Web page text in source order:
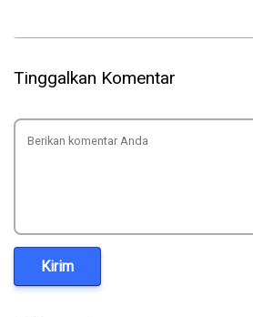
Tinggalkan Komentar
Kirim